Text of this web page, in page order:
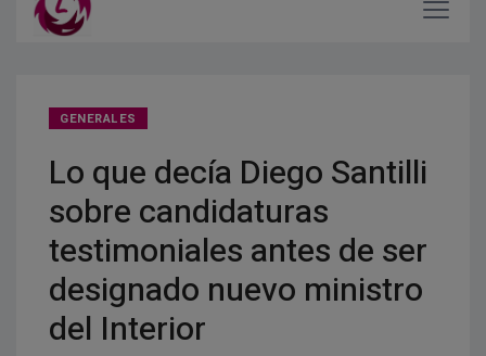
GENERALES
Lo que decía Diego Santilli
sobre candidaturas
testimoniales antes de ser
designado nuevo ministro
del Interior